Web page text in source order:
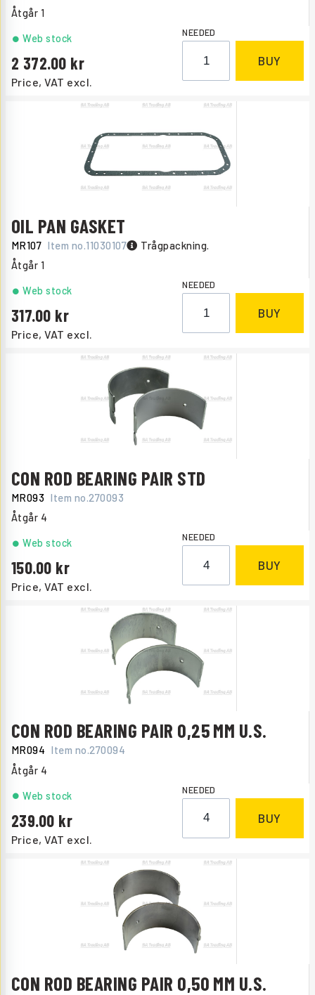
Åtgår 1
Price, VAT excl.
2 372.00
Web stock NEEDED
BUY
OIL PAN GASKET
MR107 Item no.11030107 Trågpackning.
Åtgår 1
Price, VAT excl.
317.00
Web stock NEEDED
BUY
CON ROD BEARING PAIR STD
MR093 Item no.270093
Åtgår 4
Price, VAT excl.
150.00
Web stock NEEDED
BUY
CON ROD BEARING PAIR 0,25 MM U.S.
MR094 Item no.270094
Åtgår 4
Price, VAT excl.
239.00
Web stock NEEDED
BUY
CON ROD BEARING PAIR 0,50 MM U.S.